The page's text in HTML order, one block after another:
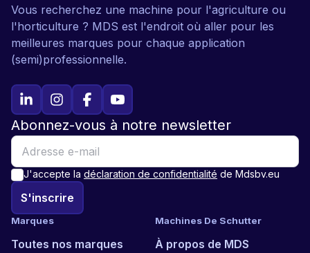
Vous recherchez une machine pour l'agriculture ou
l'horticulture ? MDS est l'endroit où aller pour les
meilleures marques pour chaque application
(semi)professionnelle.
Marques
Toutes nos marques
Machines De Schutter
À propos de MDS
Abonnez-vous à notre newsletter
J'accepte la déclaration de confidentialité de Mdsbv.eu
S'inscrire